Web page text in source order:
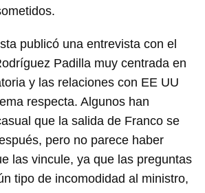
publicó una entrevista con el
Padilla muy centrada en
y las relaciones con EE UU
respecta. Algunos han
que la salida de Franco se
pero no parece haber
las vincule, ya que las preguntas
tipo de incomodidad al ministro,